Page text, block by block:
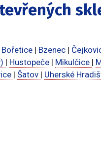
Bořetice | Bzenec |
| Hustopeče | Mikulčice |
| Šatov | Uherské